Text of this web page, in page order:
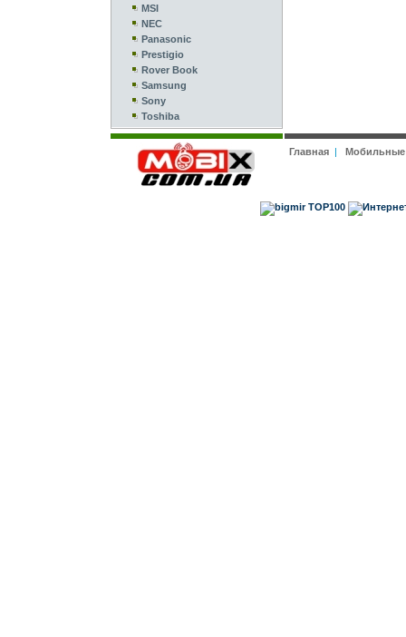
MSI
NEC
Panasonic
Prestigio
Rover Book
Samsung
Sony
Toshiba
Главная|